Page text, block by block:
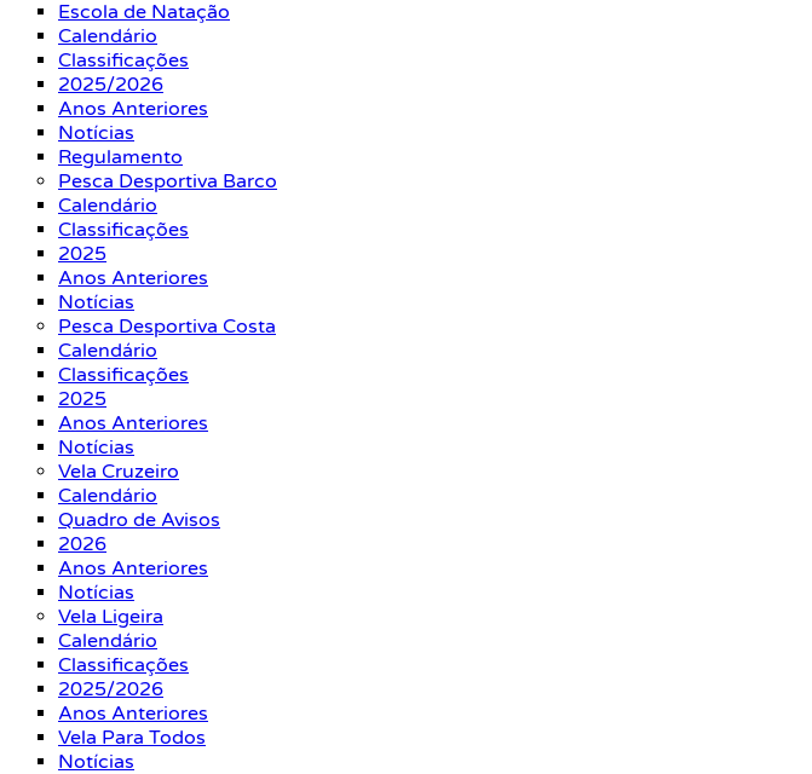
Escola de Natação
Calendário
Classificações
2025/2026
Anos Anteriores
Notícias
Regulamento
Pesca Desportiva Barco
Calendário
Classificações
2025
Anos Anteriores
Notícias
Pesca Desportiva Costa
Calendário
Classificações
2025
Anos Anteriores
Notícias
Vela Cruzeiro
Calendário
Quadro de Avisos
2026
Anos Anteriores
Notícias
Vela Ligeira
Calendário
Classificações
2025/2026
Anos Anteriores
Vela Para Todos
Notícias